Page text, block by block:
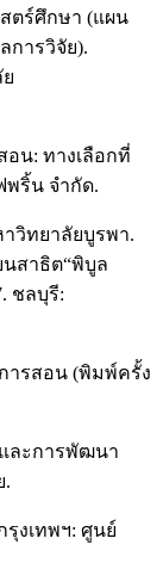
ตร์ศึกษา (แผน
การวิจัย).
อน: ทางเลือกที่
พริ้น จำกัด.
วิทยาลัยบูรพา.
นสาธิต“พิบูล
ชลบุรี:
ารสอน (พิมพ์ครั้ง
ละการพัฒนา
.
งเทพฯ: ศูนย์